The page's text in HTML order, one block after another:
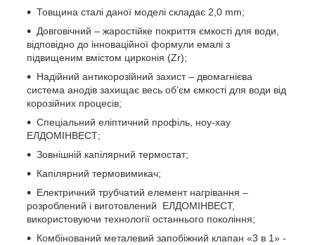
Товщина сталі даної моделі складає 2,0 mm;
Довговічний – жаростійке покриття ємкості для води,
відповідно до інноваційної формули емалі з
підвищеним вмістом цирконія (Zr);
Надійний антикорозійний захист – двомагнієва
система анодів захищає весь об’єм ємкості для води від
корозійних процесів;
Спеціальний еліптичний профіль, ноу-хау
ЕЛДОМІНВЕСТ;
Зовнішній капілярний термостат;
Капілярний термовимикач;
Електричний трубчатий елемент нагрівання –
розроблений і виготовлений ЕЛДОМІНВЕСТ,
використовуючи технології останнього покоління;
Комбінований металевий запобіжний клапан «3 в 1» -